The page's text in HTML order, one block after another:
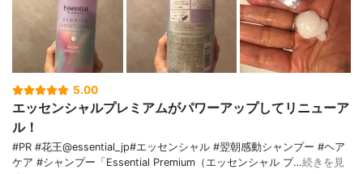
5.00
エッセンシャルプレミアムがパワーアップしてリニューア
ル！
#PR #花王@essential_jp#エッセンシャル #翌朝感動シャンプー #ヘア
ケア #シャンプー「Essential Premium（エッセンシャル プ…続きを見